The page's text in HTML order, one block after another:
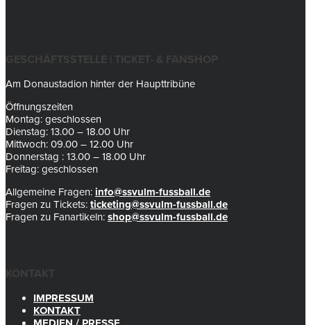
GESCHÄFTSSTELLE | TICKET- & FANSHOP
Am Donaustadion hinter der Haupttribüne
Öffnungszeiten
Montag: geschlossen
Dienstag: 13.00 – 18.00 Uhr
Mittwoch: 09.00 – 12.00 Uhr
Donnerstag : 13.00 – 18.00 Uhr
Freitag: geschlossen
Allgemeine Fragen: info@ssvulm-fussball.de
Fragen zu Tickets: ticketing@ssvulm-fussball.de
Fragen zu Fanartikeln: shop@ssvulm-fussball.de
KONTAKT
IMPRESSUM
KONTAKT